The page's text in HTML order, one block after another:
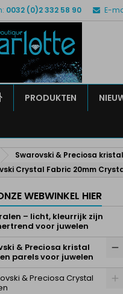
0032 (0)2 332 58 90 E-
HOMEPRODUKTEN
Swarovski & Preciosa
Crystal Fabric 20mm
WEBWINKEL HIER
– licht, kleurrijk zijn
voor juwelen
& Preciosa kristal
parels voor juwelen
& Preciosa Crystal